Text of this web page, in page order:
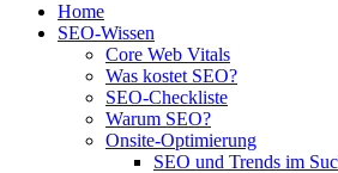
Home
SEO-Wissen
Core Web Vitals
Was kostet SEO?
SEO-Checkliste
Warum SEO?
Onsite-Optimierung
SEO und Trends im